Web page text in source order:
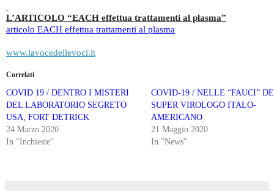
L’ARTICOLO “EACH effettua trattamenti al plasma”
articolo EACH effettua trattamenti al plasma
www.lavocedellevoci.it
Correlati
COVID 19 / DENTRO I MISTERI
DEL LABORATORIO SEGRETO
USA, FORT DETRICK
24 Marzo 2020
In "Inchieste"
COVID-19 / NELLE “FAUCI”
SUPER VIROLOGO ITALO-
AMERICANO
21 Maggio 2020
In "News"